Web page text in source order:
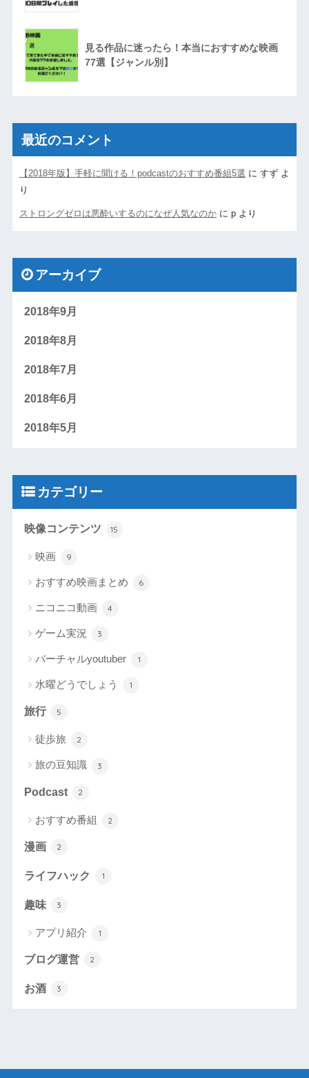
見る作品に迷ったら！本当におすすめな映画
77選【ジャンル別】
最近のコメント
【2018年版】手軽に聞ける！podcastのおすすめ番組5選 に すずよ
り
ストロングゼロは悪酔いするのになぜ人気なのかに pより
アーカイブ
2018年9月
2018年8月
2018年7月
2018年6月
2018年5月
カテゴリー
映像コンテンツ 15
映画 9
おすすめ映画まとめ 6
ニコニコ動画 4
ゲーム実況 3
バーチャルyoutuber 1
水曜どうでしょう 1
旅行 5
徒歩旅 2
旅の豆知識 3
Podcast 2
おすすめ番組 2
漫画 2
ライフハック 1
趣味 3
アプリ紹介 1
ブログ運営 2
お酒 3